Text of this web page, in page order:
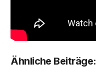
Ähnliche Beiträge: